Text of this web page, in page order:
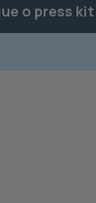
o press kit